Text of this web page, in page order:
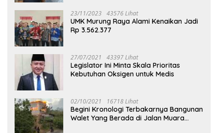
23/11/2023 43576 Lihat
UMK Murung Raya Alami Kenaikan Jadi
Rp 3.562.377
27/07/2021 43397 Lihat
Legislator Ini Minta Skala Prioritas
Kebutuhan Oksigen untuk Medis
02/10/2021 16718 Lihat
Begini Kronologi Terbakarnya Bangunan
Walet Yang Berada di Jalan Muara